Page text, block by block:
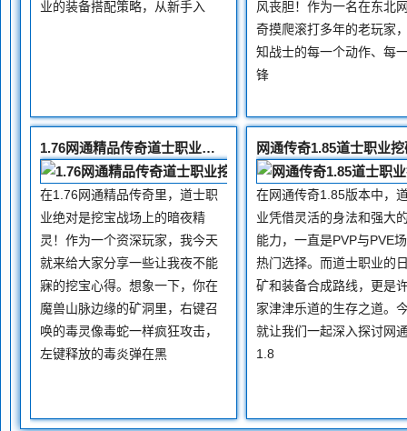
业的装备搭配策略，从新手入
风丧胆！作为一名在东北
奇摸爬滚打多年的老玩家
知战士的每一个动作、每
锋
1.76网通精品传奇道士职业挖宝技巧
在1.76网通精品传奇里，道士职
业绝对是挖宝战场上的暗夜精
灵！作为一个资深玩家，我今天
就来给大家分享一些让我夜不能
寐的挖宝心得。想象一下，你在
魔兽山脉边缘的矿洞里，右键召
唤的毒灵像毒蛇一样疯狂攻击，
左键释放的毒炎弹在黑
在网通传奇1.85版本中，
业凭借灵活的身法和强大
能力，一直是PVP与PVE
热门选择。而道士职业的
矿和装备合成路线，更是
家津津乐道的生存之道。
就让我们一起深入探讨网
1.8